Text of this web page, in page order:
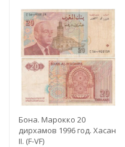
Бона. Марокко 20
дирхамов 1996 год. Хасан
II. (F-VF)